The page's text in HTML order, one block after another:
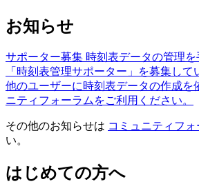
お知らせ
サポーター募集 時刻表データの管理
「時刻表管理サポーター」を募集して
他のユーザーに時刻表データの作成を
ニティフォーラムをご利用ください。
その他のお知らせは コミュニティフォ
い。
はじめての方へ